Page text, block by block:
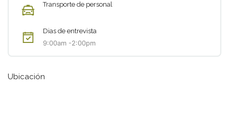
Transporte de personal
Dias de entrevista
9:00am -2:00pm
Ubicación